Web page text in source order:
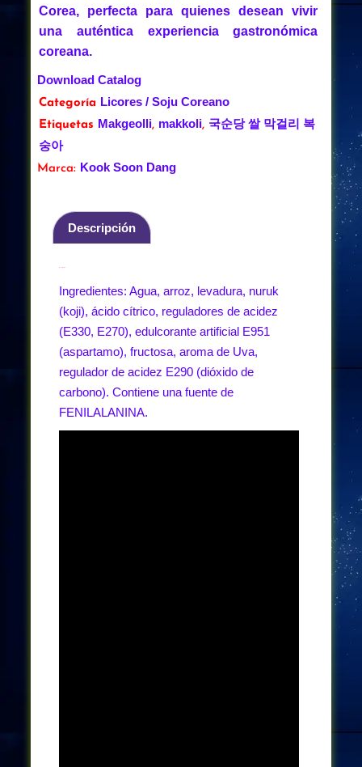
Corea, perfecta para quienes desean vivir
una auténtica experiencia gastronómica
coreana.
Download Catalog
Categoría Licores / Soju Coreano
Etiquetas Makgeolli, makkoli, 국순당 쌀 막걸리 복
숭아
Marca: Kook Soon Dang
Descripción
Ingredientes: Agua, arroz, levadura, nuruk
(koji), ácido cítrico, reguladores de acidez
(E330, E270), edulcorante artificial E951
(aspartamo), fructosa, aroma de Uva,
regulador de acidez E290 (dióxido de
carbono). Contiene una fuente de
FENILALANINA.